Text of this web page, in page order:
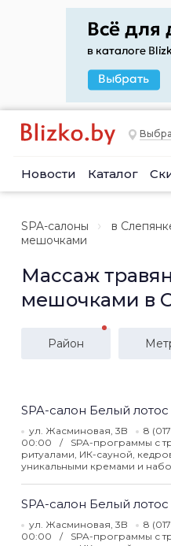
Новости Каталог
SPA-салоны в
мешочками
Массаж
мешочками в
Район
SPA-салон Белый лотос
ул. Жасминовая, 3B 8
00:00
SPA-программы с
ритуалами, ИК-сауной,
уникальными кремами и
SPA-салон Белый лотос
ул. Жасминовая, 3B 8
00:00
SPA-программы с